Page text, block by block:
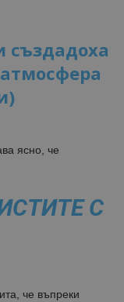
създадоха
ясно, че
С
че въпреки